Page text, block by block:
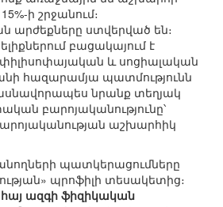
ի շրջանում։
արժեքները ստվերված են։
բացակայում է
և սոցիալական
հազարամյա պատմությունն
նրանք տեղյակ
բարոյականությունը՝
աշխարհիկ
պատկերացումները
պրոֆիլի տեսակետից։
հայ ազգի ֆիզիկական